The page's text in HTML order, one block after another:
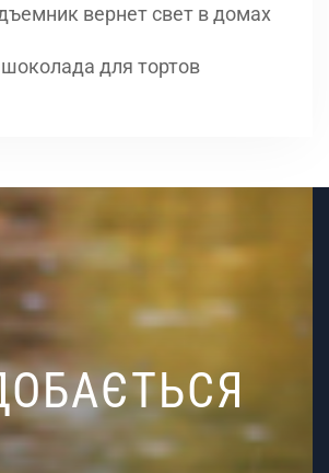
вернет свет в домах
для тортов